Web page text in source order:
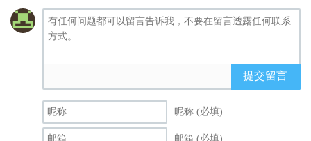
提交留言
昵称 (必填)
邮箱 (必填)